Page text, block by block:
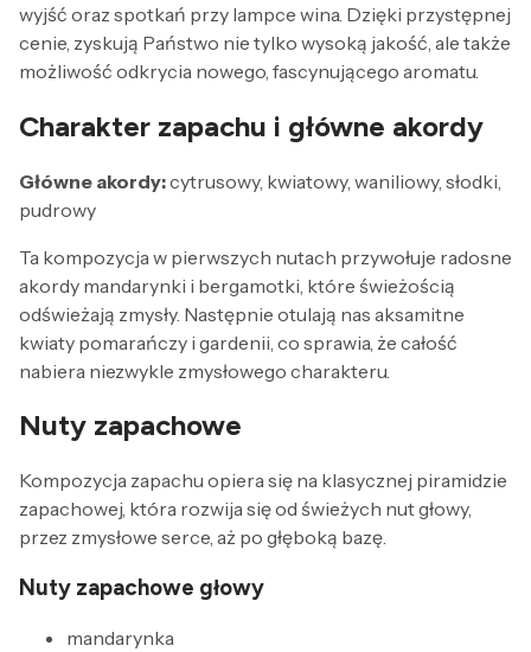
wyjść oraz spotkań przy lampce wina. Dzięki przystępnej
cenie, zyskują Państwo nie tylko wysoką jakość, ale także
możliwość odkrycia nowego, fascynującego aromatu.
Charakter zapachu i główne akordy
Główne akordy:cytrusowy, kwiatowy, waniliowy, słodki,
pudrowy
Ta kompozycja w pierwszych nutach przywołuje radosne
akordy mandarynki i bergamotki, które świeżością
odświeżają zmysły. Następnie otulają nas aksamitne
kwiaty pomarańczy i gardenii, co sprawia, że całość
nabiera niezwykle zmysłowego charakteru.
Nuty zapachowe
Kompozycja zapachu opiera się na klasycznej piramidzie
zapachowej, która rozwija się od świeżych nut głowy,
przez zmysłowe serce, aż po głęboką bazę.
Nuty zapachowe głowy
mandarynka